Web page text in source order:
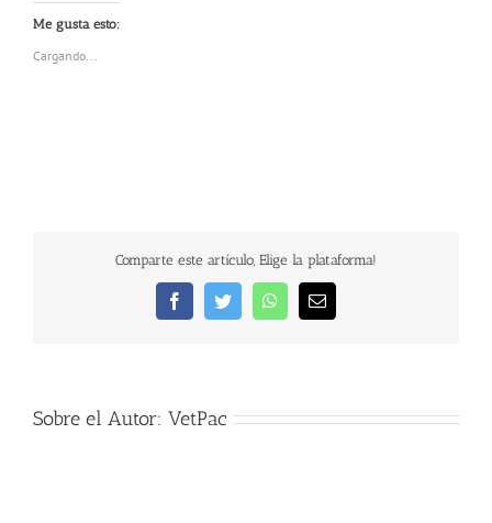
Me gusta esto:
Cargando...
Comparte este artículo, Elige la plataforma!
FacebookTwitterWhatsAppCorreo
Sobre el Autor: VetPac